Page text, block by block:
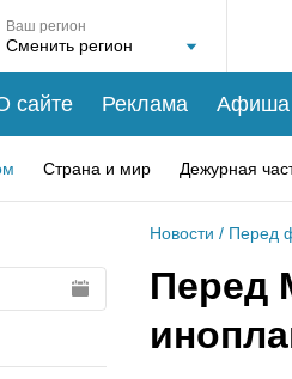
Ваш регион
сайте Реклама Афиша
Страна и мир Дежурная
Новости / Перед
Перед